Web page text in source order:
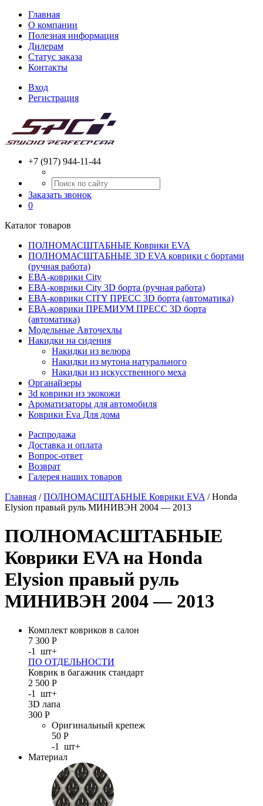
Главная
О компании
Полезная информация
Дилерам
Статус заказа
Контакты
Вход
Регистрация
+7 (917) 944-11-44
Заказать звонок
0
Каталог товаров
ПОЛНОМАСШТАБНЫЕ Коврики EVA
ПОЛНОМАСШТАБНЫЕ 3D EVA коврики с бортами
(ручная работа)
ЕВА-коврики City
ЕВА-коврики City 3D борта (ручная работа)
ЕВА-коврики CITY ПРЕСС 3D борта (автоматика)
ЕВА-коврики ПРЕМИУМ ПРЕСС 3D борта
(автоматика)
Модельные Авточехлы
Накидки на сидения
Накидки из велюра
Накидки из мутона натурального
Накидки из искусственного меха
Органайзеры
3d коврики из экокожи
Ароматизаторы для автомобиля
Коврики Eva Для дома
Распродажа
Доставка и оплата
Вопрос-ответ
Возврат
Галерея наших товаров
Главная /ПОЛНОМАСШТАБНЫЕ Коврики EVA / Honda
Elysion правый руль МИНИВЭН 2004 — 2013
ПОЛНОМАСШТАБНЫЕ
Коврики EVA на Honda
Elysion правый руль
МИНИВЭН 2004 — 2013
Комплект ковриков в салон
7 300 Р
-1 шт+
ПО ОТДЕЛЬНОСТИ
Коврик в багажник стандарт
2 500 Р
-1 шт+
3D лапа
300 Р
Оригинальный крепеж
50 Р
-1 шт+
Материал